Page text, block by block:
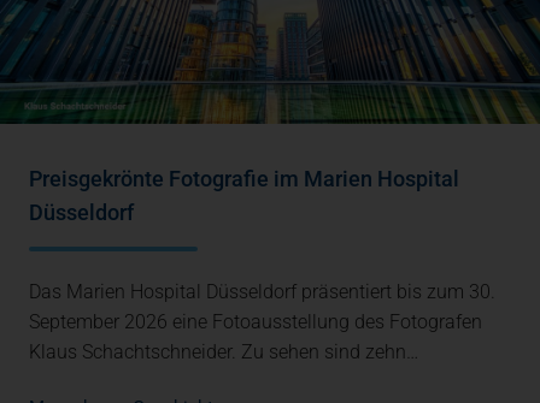
Preisgekrönte Fotografie im Marien Hospital
Düsseldorf
Das Marien Hospital Düsseldorf präsentiert bis zum 30.
September 2026 eine Fotoausstellung des Fotografen
Klaus Schachtschneider. Zu sehen sind zehn…